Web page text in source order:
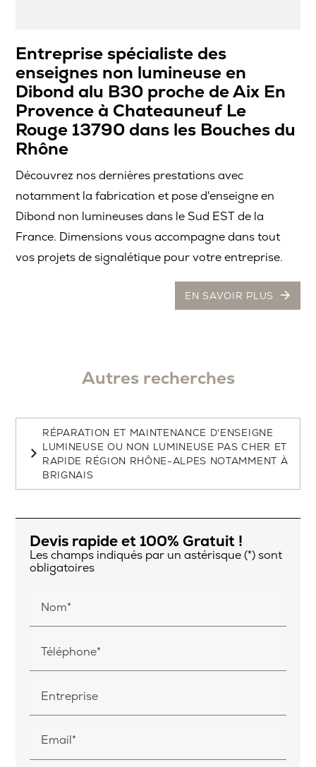
Entreprise spécialiste des
enseignes non lumineuse en
Dibond alu B30 proche de Aix En
Provence à Chateauneuf Le
Rouge 13790 dans les Bouches du
Rhône
Découvrez nos dernières prestations avec
notamment la fabrication et pose d'enseigne en
Dibond non lumineuses dans le Sud EST de la
France. Dimensions vous accompagne dans tout
vos projets de signalétique pour votre entreprise.
EN SAVOIR PLUS
Autres recherches
RÉPARATION ET MAINTENANCE D'ENSEIGNE
LUMINEUSE OU NON LUMINEUSE PAS CHER ET
RAPIDE RÉGION RHÔNE-ALPES NOTAMMENT À
BRIGNAIS
Devis rapide et 100% Gratuit !
Les champs indiqués par un astérisque (*) sont
obligatoires
Nom*
Téléphone*
Entreprise
Email*